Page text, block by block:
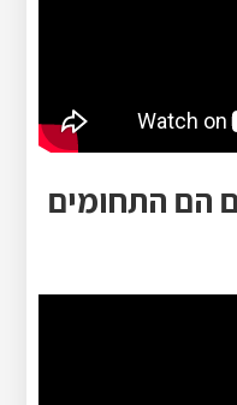
הם התחומים